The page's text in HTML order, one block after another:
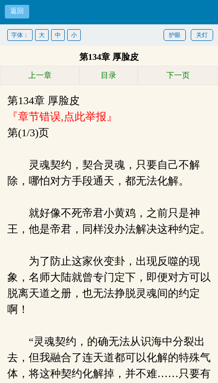
返回
人前不熟人后宠，顶头上司是恋爱脑真龙！关灯
护眼
字体： 大 中 小
第134章 厚脸皮
上一章 目录 下一页
第134章 厚脸皮
『章节错误,点此举报』
第(1/3)页
灵魂契约，契合灵魂，只要自己不解
除，哪怕对方手段通天，都无法化解。
就好像不死帝君小黄鸡，之前只是神
王，他是帝君，同样没办法解决这种约定。
为了防止这家伙变卦，出现反噬的现
象，名师大陆就曾专门定下，即便对方可以
脱离天道之册，也无法挣脱灵魂间的约定
啊！
“灵魂契约，的确无法从识海中分裂出
去，但我融合了连天道都可以化解的特殊气
体，将这种契约化解掉，并不难……只要有